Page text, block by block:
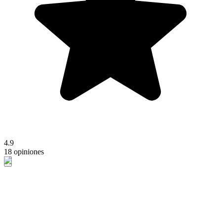
4.9
18 opiniones